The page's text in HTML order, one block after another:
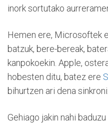
inork sortutako
Hemen ere, Microsoftek
batzuk, bere-bereak,
kanpokoekin. Apple,
hobesten ditu, batez ere
bihurtzen ari dena
Gehiago jakin nahi